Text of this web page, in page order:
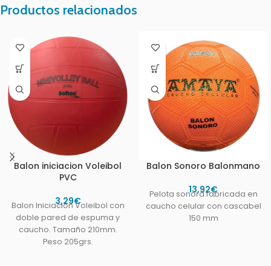
Productos relacionados
Balon iniciacion Voleibol
PVC
3,29€
Balon Iniciacion Voleibol con
doble pared de espuma y
caucho. Tamaño 210mm.
Peso 205grs.
Balon Sonoro Balonmano
13,92€
Pelota sonora fabricada en
caucho celular con cascabel
150 mm